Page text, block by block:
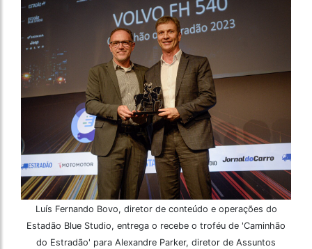
Luís Fernando Bovo, diretor de conteúdo e operações do
Estadão Blue Studio, entrega o recebe o troféu de 'Caminhão
do Estradão' para Alexandre Parker, diretor de Assuntos